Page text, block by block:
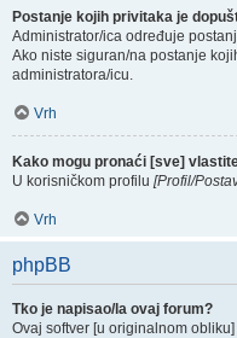
Postanje kojih privitaka je
Administrator/ica određuje
Ako niste siguran/na postanje
administratora/icu.
Vrh
Kako mogu pronaći [sve]
U korisničkom profilu [Profil/
Vrh
phpBB
Tko je napisao/la ovaj forum?
Ovaj softver [u originalnom